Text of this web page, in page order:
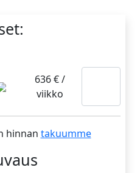
636 € /
viikko
hinnan takuumme